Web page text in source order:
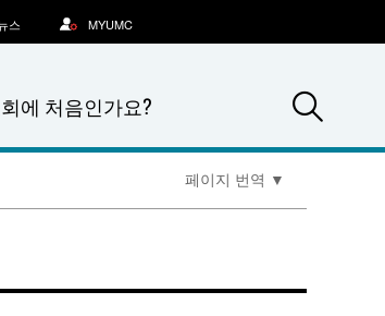
에 처음인가요?
스 MYUMC
페이지 번역 ▼